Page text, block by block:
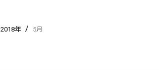
2018年 / 5月